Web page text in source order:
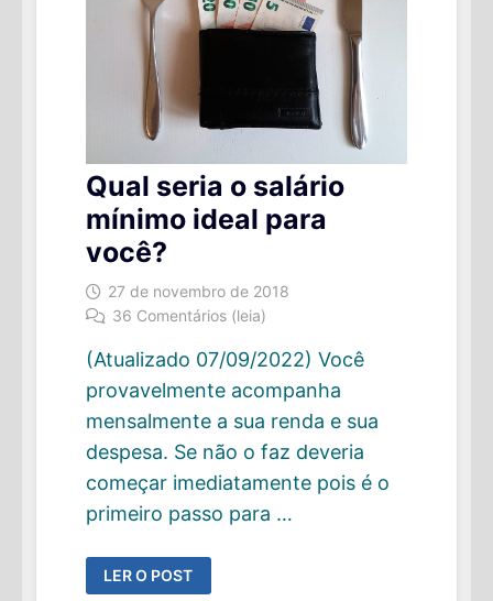
Qual seria o salário
mínimo ideal para
você?
27 de novembro de 2018
36 Comentários (leia)
(Atualizado 07/09/2022) Você
provavelmente acompanha
mensalmente a sua renda e sua
despesa. Se não o faz deveria
começar imediatamente pois é o
primeiro passo para …
QUAL
SERIA
O
LER O POST